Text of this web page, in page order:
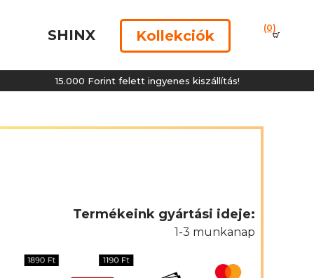
SHINX Kollekciók (0)
15.000 Forint felett ingyenes kiszállítás!
Termékeink gyártási ideje:
1-3 munkanap